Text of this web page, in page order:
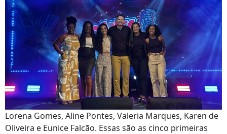
Lorena Gomes, Aline Pontes, Valeria Marques, Karen de
Oliveira e Eunice Falcão. Essas são as cinco primeiras